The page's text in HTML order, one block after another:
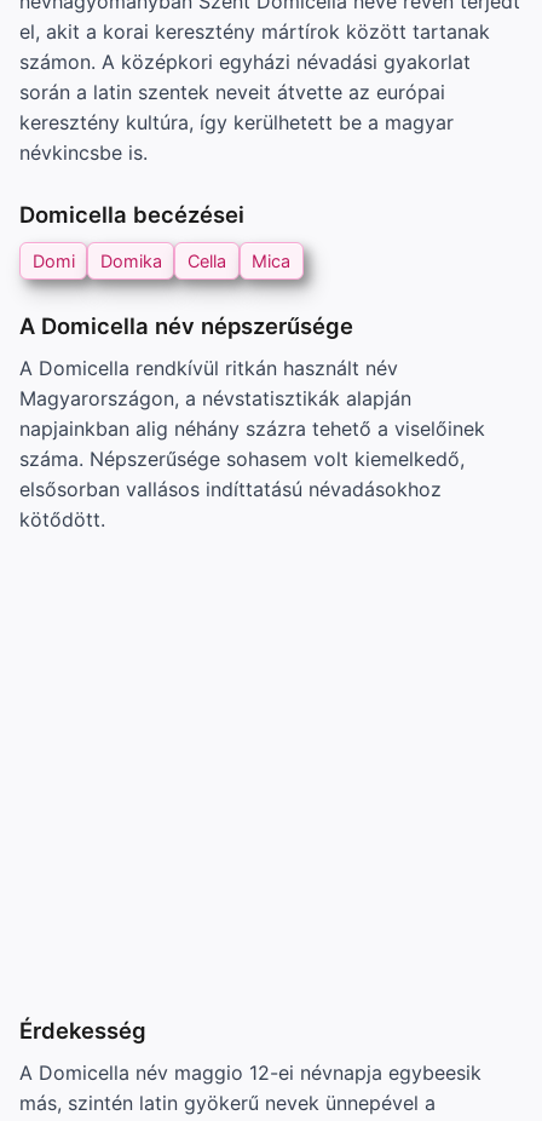
el, akit a korai keresztény mártírok között tartanak
számon. A középkori egyházi névadási gyakorlat
során a latin szentek neveit átvette az európai
keresztény kultúra, így kerülhetett be a magyar
névkincsbe is.
Domicella becézései
Domi Domika Cella Mica
A Domicella név népszerűsége
A Domicella rendkívül ritkán használt név
Magyarországon, a névstatisztikák alapján
napjainkban alig néhány százra tehető a viselőinek
száma. Népszerűsége sohasem volt kiemelkedő,
elsősorban vallásos indíttatású névadásokhoz
kötődött.
Érdekesség
A Domicella név maggio 12-ei névnapja egybeesik
más, szintén latin gyökerű nevek ünnepével a